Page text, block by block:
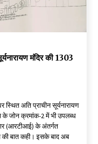
मंदिर की 1303
स्थित अति प्राचीन सूर्यनारायण
के जोन क्रमांक-2 में भी उपलब्ध
(आरटीआई) के अंतर्गत
की बात कही। इसके बाद अब